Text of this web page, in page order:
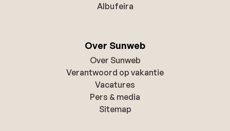
Albufeira
Over Sunweb
Over Sunweb
Verantwoord op vakantie
Vacatures
Pers & media
Sitemap